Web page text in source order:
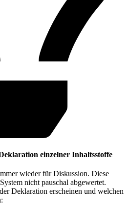
einzelner Inhaltsstoffe
wieder für Diskussion. Diese
nicht pauschal abgewertet.
Deklaration erscheinen und welchen